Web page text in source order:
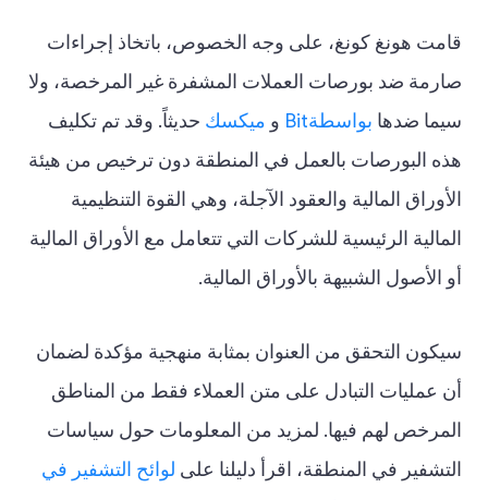
قامت هونغ كونغ، على وجه الخصوص، باتخاذ إجراءات
صارمة ضد بورصات العملات المشفرة غير المرخصة، ولا
سيما ضدها بواسطةBit و ميكسك حديثاً. وقد تم تكليف
هذه البورصات بالعمل في المنطقة دون ترخيص من هيئة
الأوراق المالية والعقود الآجلة، وهي القوة التنظيمية
المالية الرئيسية للشركات التي تتعامل مع الأوراق المالية
أو الأصول الشبيهة بالأوراق المالية.
سيكون التحقق من العنوان بمثابة منهجية مؤكدة لضمان
أن عمليات التبادل على متن العملاء فقط من المناطق
المرخص لهم فيها. لمزيد من المعلومات حول سياسات
التشفير في المنطقة، اقرأ دليلنا على لوائح التشفير في